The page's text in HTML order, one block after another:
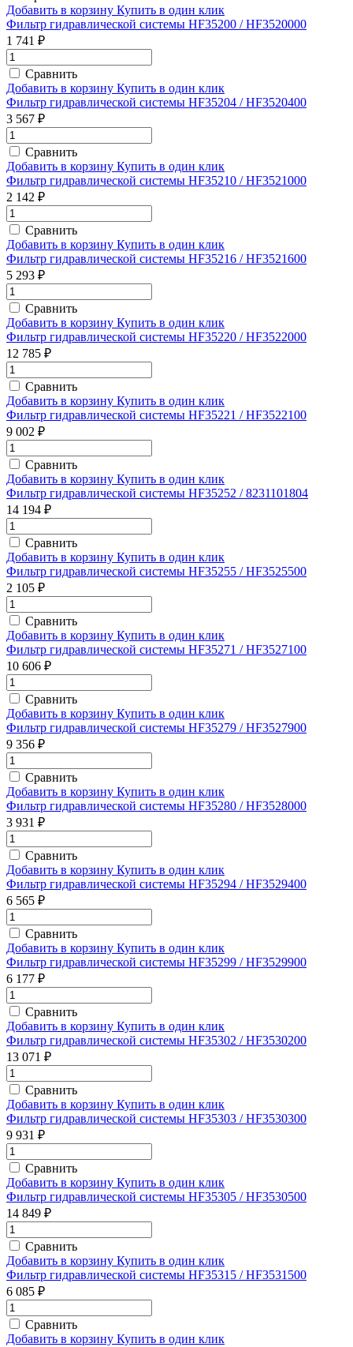
Добавить в корзину Купить в один клик
Фильтр гидравлической системы HF35200 / HF3520000
1 741 ₽
Сравнить
Добавить в корзину Купить в один клик
Фильтр гидравлической системы HF35204 / HF3520400
3 567 ₽
Сравнить
Добавить в корзину Купить в один клик
Фильтр гидравлической системы HF35210 / HF3521000
2 142 ₽
Сравнить
Добавить в корзину Купить в один клик
Фильтр гидравлической системы HF35216 / HF3521600
5 293 ₽
Сравнить
Добавить в корзину Купить в один клик
Фильтр гидравлической системы HF35220 / HF3522000
12 785 ₽
Сравнить
Добавить в корзину Купить в один клик
Фильтр гидравлической системы HF35221 / HF3522100
9 002 ₽
Сравнить
Добавить в корзину Купить в один клик
Фильтр гидравлической системы HF35252 / 8231101804
14 194 ₽
Сравнить
Добавить в корзину Купить в один клик
Фильтр гидравлической системы HF35255 / HF3525500
2 105 ₽
Сравнить
Добавить в корзину Купить в один клик
Фильтр гидравлической системы HF35271 / HF3527100
10 606 ₽
Сравнить
Добавить в корзину Купить в один клик
Фильтр гидравлической системы HF35279 / HF3527900
9 356 ₽
Сравнить
Добавить в корзину Купить в один клик
Фильтр гидравлической системы HF35280 / HF3528000
3 931 ₽
Сравнить
Добавить в корзину Купить в один клик
Фильтр гидравлической системы HF35294 / HF3529400
6 565 ₽
Сравнить
Добавить в корзину Купить в один клик
Фильтр гидравлической системы HF35299 / HF3529900
6 177 ₽
Сравнить
Добавить в корзину Купить в один клик
Фильтр гидравлической системы HF35302 / HF3530200
13 071 ₽
Сравнить
Добавить в корзину Купить в один клик
Фильтр гидравлической системы HF35303 / HF3530300
9 931 ₽
Сравнить
Добавить в корзину Купить в один клик
Фильтр гидравлической системы HF35305 / HF3530500
14 849 ₽
Сравнить
Добавить в корзину Купить в один клик
Фильтр гидравлической системы HF35315 / HF3531500
6 085 ₽
Сравнить
Добавить в корзину Купить в один клик